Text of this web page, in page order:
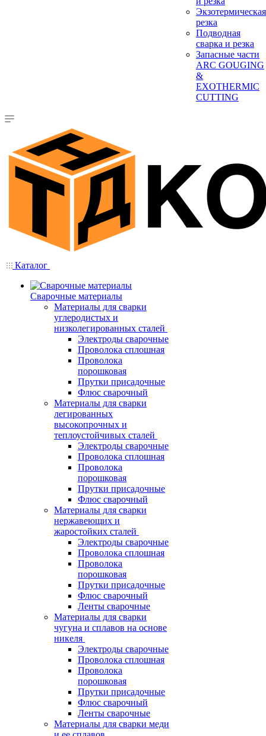
Экзотермическая
резка
Подводная
сварка и резка
Запасные части
ARC GOUGING
&
EXOTHERMIC
CUTTING
Каталог
Сварочные материалы
Материалы для сварки
углеродистых и
низколегированных сталей
Электроды сварочные
Проволока сплошная
Проволока
порошковая
Прутки присадочные
Флюс сварочный
Материалы для сварки
легированных
высокопрочных и
теплоустойчивых сталей
Электроды сварочные
Проволока сплошная
Проволока
порошковая
Прутки присадочные
Флюс сварочный
Материалы для сварки
нержавеющих и
жаростойких сталей
Электроды сварочные
Проволока сплошная
Проволока
порошковая
Прутки присадочные
Флюс сварочный
Ленты сварочные
Материалы для сварки
чугуна и сплавов на основе
никеля
Электроды сварочные
Проволока сплошная
Проволока
порошковая
Прутки присадочные
Флюс сварочный
Ленты сварочные
Материалы для сварки меди